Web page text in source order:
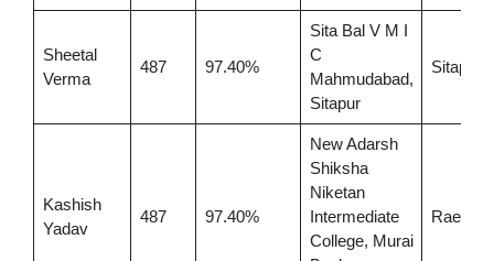
Sheetal
Verma
487 97.40%
Sita Bal V M I
C
Mahmudabad,
Sitapur
Sitapur
Kashish
Yadav
487 97.40%
New Adarsh
Shiksha
Niketan
Intermediate
College, Murai